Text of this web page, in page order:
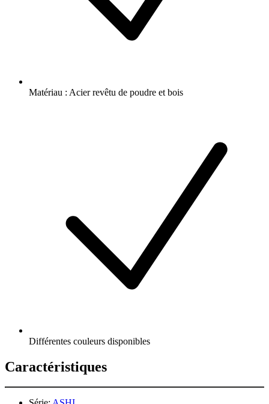
Matériau : Acier revêtu de poudre et bois
Différentes couleurs disponibles
Caractéristiques